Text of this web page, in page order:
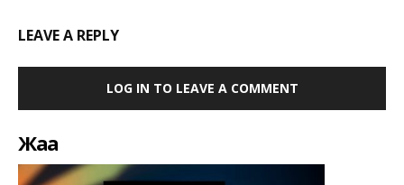
LEAVE A REPLY
LOG IN TO LEAVE A COMMENT
Жаңа